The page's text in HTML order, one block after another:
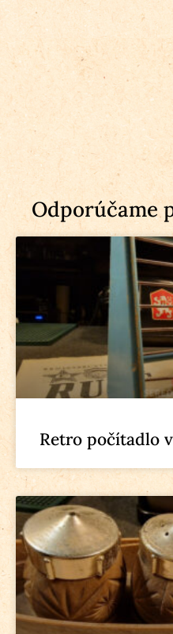
Odporúčame
Retro počítadlo